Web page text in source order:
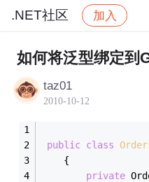
.NET社区 加入
社区 .NET社区 帖
如何将泛型绑定到
taz01
2010-10-12
public class
    {
private